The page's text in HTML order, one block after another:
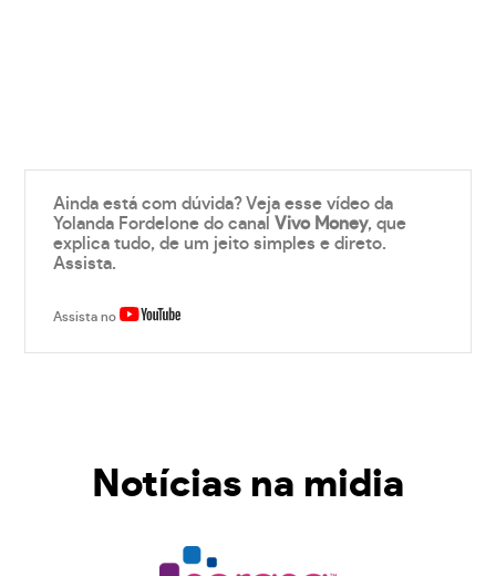
Ainda está com dúvida? Veja esse vídeo da
Yolanda Fordelone do canalVivo Money, que
explica tudo, de um jeito simples e direto.
Assista.
Assista no
Notícias na midia